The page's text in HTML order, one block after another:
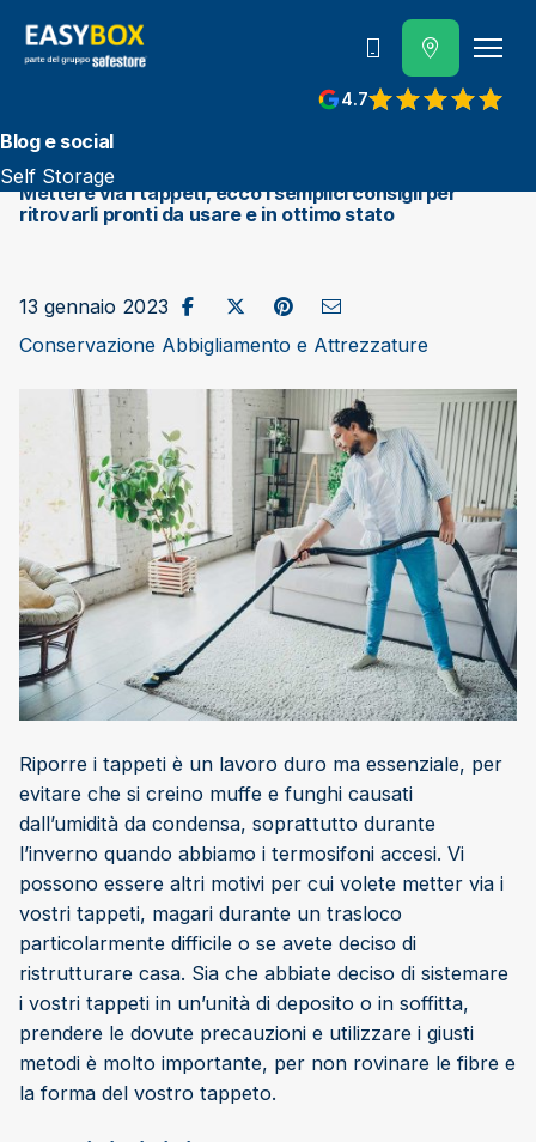
4.7
View reviews on Google
800 202 662
Blog e social
Self Storage
Mettere via i tappeti, ecco i semplici consigli per
ritrovarli pronti da usare e in ottimo stato
13 gennaio 2023Condividi su Facebook
Pubblica su X/Twitter
Condividi su Pinterest
Invia come e-mail
Conservazione Abbigliamento e Attrezzature
Riporre i tappeti è un lavoro duro ma essenziale, per
evitare che si creino muffe e funghi causati
dall’umidità da condensa, soprattutto durante
l’inverno quando abbiamo i termosifoni accesi. Vi
possono essere altri motivi per cui volete metter via i
vostri tappeti, magari durante un trasloco
particolarmente difficile o se avete deciso di
ristrutturare casa. Sia che abbiate deciso di sistemare
i vostri tappeti in un’unità di deposito o in soffitta,
prendere le dovute precauzioni e utilizzare i giusti
metodi è molto importante, per non rovinare le fibre e
la forma del vostro tappeto.